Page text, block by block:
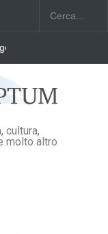
Alliance ofAmerica
cultura,
molto altro